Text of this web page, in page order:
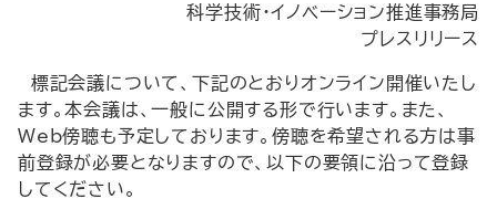
科学技術・イノベーション推進事務局
プレスリリース
標記会議について、下記のとおりオンライン開催いたし
ます。本会議は、一般に公開する形で行います。また、
Web傍聴も予定しております。傍聴を希望される方は事
前登録が必要となりますので、以下の要領に沿って登録
してください。